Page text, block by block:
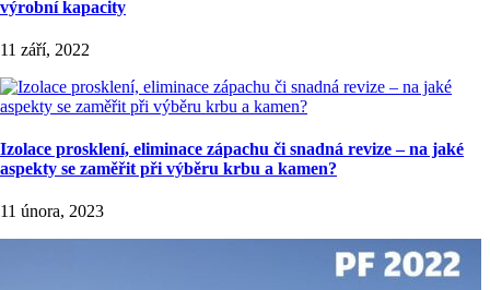
výrobní kapacity
11 září, 2022
Izolace prosklení, eliminace zápachu či snadná revize – na jaké
aspekty se zaměřit při výběru krbu a kamen?
11 února, 2023